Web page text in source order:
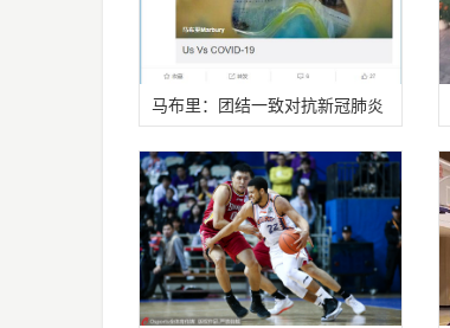
马布里：团结一致对抗新冠肺炎
我们终将